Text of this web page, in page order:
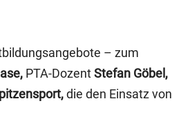
– zum
PTA-DozentStefan Göbel,
die den Einsatz von